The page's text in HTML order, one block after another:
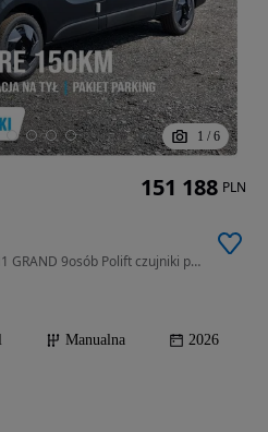
1 / 6
1997 cm3 • 150 KM • Kombi L2H1 GRAND 9osób Polift czujniki przód/bok/tył
Manualna 2026
151 188 PLN